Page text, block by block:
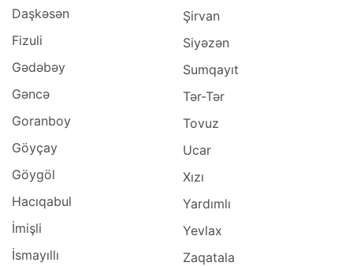
Daşkəsən
Fizuli
Gədəbəy
Gəncə
Goranboy
Göyçay
Göygöl
Hacıqabul
İmişli
İsmayıllı
Şirvan
Siyəzən
Sumqayıt
Tər-Tər
Tovuz
Ucar
Xızı
Yardımlı
Yevlax
Zaqatala